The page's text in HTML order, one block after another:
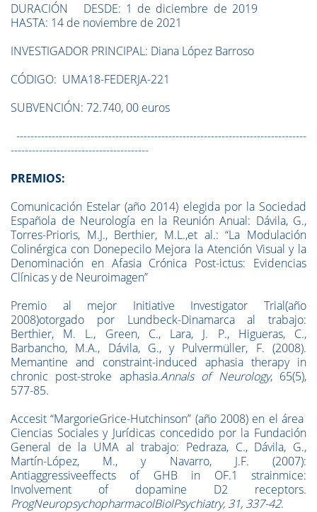
DURACIÓN DESDE: 1 de diciembre de 2019
HASTA: 14 de noviembre de 2021
INVESTIGADOR PRINCIPAL: Diana López Barroso
CÓDIGO: UMA18-FEDERJA-221
SUBVENCIÓN: 72.740, 00 euros
----------------------------------------------------------------------------------
---------------------------------------
PREMIOS:
Comunicación Estelar (año 2014) elegida por la Sociedad
Española de Neurología en la Reunión Anual: Dávila, G.,
Torres-Prioris, M.J., Berthier, M.L.,et al.: “La Modulación
Colinérgica con Donepecilo Mejora la Atención Visual y la
Denominación en Afasia Crónica Post-ictus: Evidencias
Clínicas y de Neuroimagen”
Premio al mejor Initiative Investigator Trial(año
2008)otorgado por Lundbeck-Dinamarca al trabajo:
Berthier, M. L., Green, C., Lara, J. P., Higueras, C.,
Barbancho, M.A., Dávila, G., y Pulvermüller, F. (2008).
Memantine and constraint-induced aphasia therapy in
chronic post-stroke aphasia.Annals of Neurology, 65(5),
577-85.
Accesit “MargorieGrice-Hutchinson” (año 2008) en el área
Ciencias Sociales y Jurídicas concedido por la Fundación
General de la UMA al trabajo: Pedraza, C., Dávila, G.,
Martín-López, M., y Navarro, J.F. (2007):
Antiaggressiveeffects of GHB in OF.1 strainmice:
Involvement of dopamine D2 receptors.
ProgNeuropsychopharmacolBiolPsychiatry, 31, 337-42.